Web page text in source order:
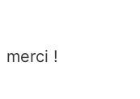
merci !